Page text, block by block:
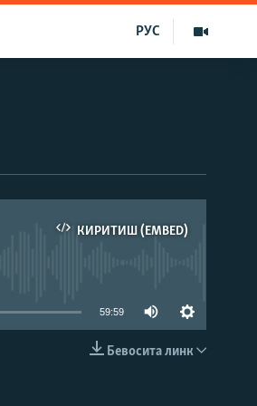
РУС
КИРИТИШ (EMBED)
59:59
Бевосита линк